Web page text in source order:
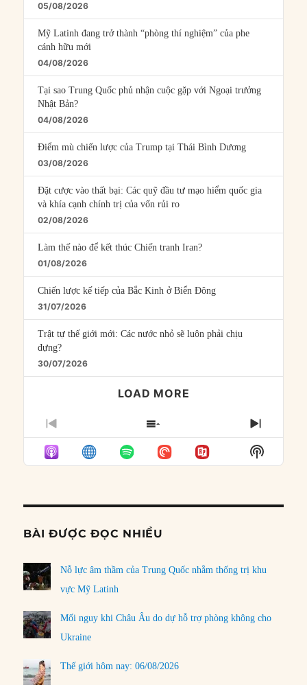
05/08/2026
Mỹ Latinh đang trở thành “phòng thí nghiệm” của phe
cánh hữu mới
04/08/2026
Tại sao Trung Quốc phủ nhận cuộc gặp với Ngoại trưởng
Nhật Bản?
04/08/2026
Điểm mù chiến lược của Trump tại Thái Bình Dương
03/08/2026
Đặt cược vào thất bại: Các quỹ đầu tư mạo hiểm quốc gia
và khía cạnh chính trị của vốn rủi ro
02/08/2026
Làm thế nào để kết thúc Chiến tranh Iran?
01/08/2026
Chiến lược kế tiếp của Bắc Kinh ở Biển Đông
31/07/2026
Trật tự thế giới mới: Các nước nhỏ sẽ luôn phải chịu
đựng?
30/07/2026
LOAD MORE
PREVIOUS
EPISODE
SHOW
EPISODES
LIST
NEXT
Show
Podcast
BÀI ĐƯỢC ĐỌC NHIỀU
Nỗ lực âm thầm của Trung Quốc nhằm thống trị khu
vực Mỹ Latinh
Mối nguy khi Châu Âu do dự hỗ trợ phòng không cho
Ukraine
Thế giới hôm nay: 06/08/2026